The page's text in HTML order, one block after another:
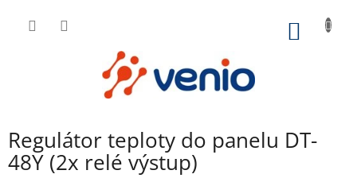
Regulátor teploty do panelu DT-
48Y (2x relé výstup)